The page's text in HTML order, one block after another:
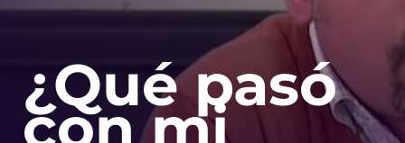
¿Qué pasó
con mi